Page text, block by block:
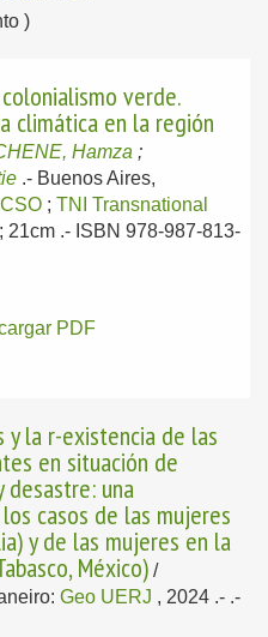
)
verde.
climática en la región
Hamza ;
.- Buenos Aires,
; TNI Transnational
21cm .- ISBN 978-987-813-
PDF
y la r-existencia de las
en situación de
desastre: una
casos de las mujeres
y de las mujeres en la
México) /
Geo UERJ , 2024 .- .-